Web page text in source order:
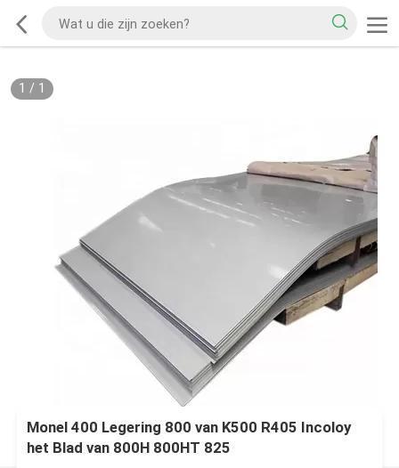
1 / 1
Monel 400 Legering 800 van K500 R405 Incoloy
het Blad van 800H 800HT 825